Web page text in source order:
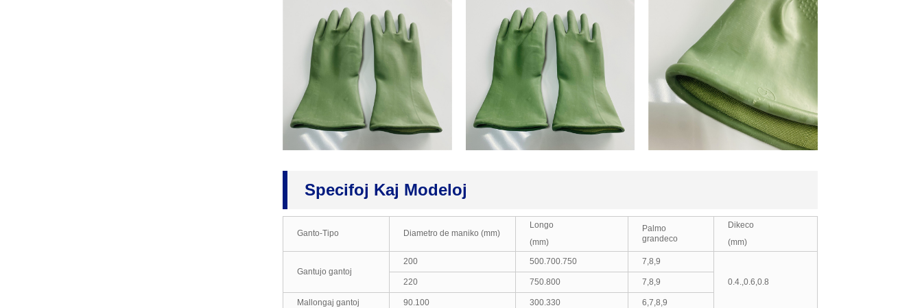
Specifoj Kaj Modeloj
Ganto-Tipo Diametro de maniko (mm)
Longo
(mm)
Palmo
grandeco
Dikeco
(mm)
Gantujo gantoj
200 500.700.750 7,8,9
0.4.,0.6,0.8
220 750.800 7,8,9
Mallongaj gantoj 90.100 300.330 6,7,8,9